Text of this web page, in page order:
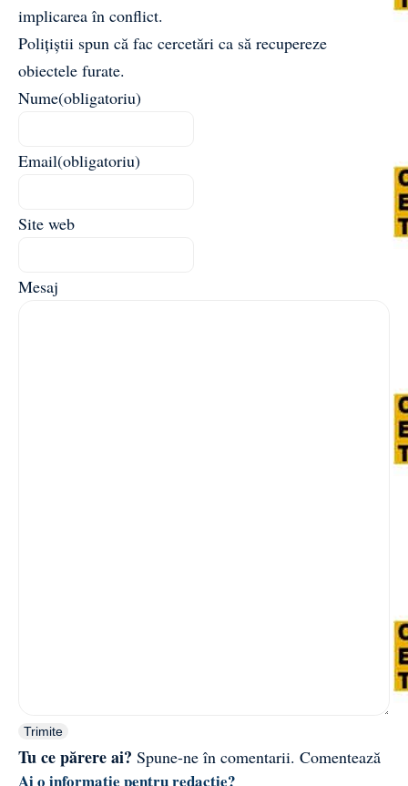
implicarea în conflict.
Polițiștii spun că fac cercetări ca să recupereze
obiectele furate.
Nume(obligatoriu)
Email(obligatoriu)
Site web
Mesaj
Trimite
Tu ce părere ai? Spune-ne în comentarii. Comentează
Ai o informație pentru redacție?